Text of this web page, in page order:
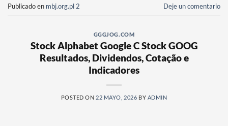
Publicado en mbj.org.pl 2 Deje un comentario
GGGJOG.COM
Stock Alphabet Google C Stock GOOG
Resultados, Dividendos, Cotação e
Indicadores
POSTED ON 22 MAYO, 2026 BY ADMIN